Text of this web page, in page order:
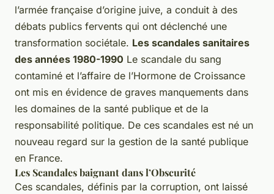
l’armée française d’origine juive, a conduit à des
débats publics fervents qui ont déclenché une
transformation sociétale. Les scandales sanitaires
des années 1980-1990 Le scandale du sang
contaminé et l’affaire de l’Hormone de Croissance
ont mis en évidence de graves manquements dans
les domaines de la santé publique et de la
responsabilité politique. De ces scandales est né un
nouveau regard sur la gestion de la santé publique
en France.
Les Scandales baignant dans l’Obscurité
Ces scandales, définis par la corruption, ont laissé